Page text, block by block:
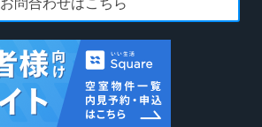
お問合わせはこちら